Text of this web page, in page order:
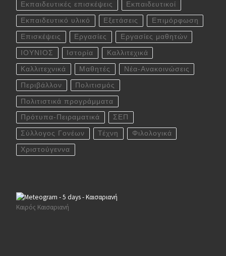
Εκπαιδευτικές επισκέψεις Εκπαιδευτικοί
Εκπαιδευτικό υλικό Εξετάσεις Επιμόρφωση
Επισκέψεις Εργασίες Εργασίες μαθητών
ΙΟΥΝΙΟΣ Ιστορία Καλλιτεχικά
Καλλιτεχνικά Μαθητές Νέα-Ανακοινώσεις
Περιβάλλον Πολιτισμός
Πολιτιστικά προγράμματα
Πρότυπα-Πειραματικά ΣΕΠ
Σύλλογος Γονέων Τέχνη Φιλολογικά
Χριστούγεννα
Καιρός Καισαριανή